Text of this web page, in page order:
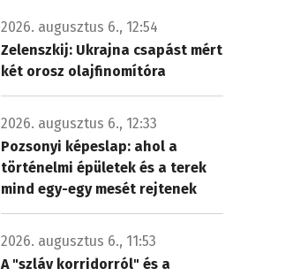
2026. augusztus 6., 12:54
Zelenszkij: Ukrajna csapást mért
két orosz olajfinomítóra
2026. augusztus 6., 12:33
Pozsonyi képeslap: ahol a
történelmi épületek és a terek
mind egy-egy mesét rejtenek
2026. augusztus 6., 11:53
A "szláv korridorról" és a